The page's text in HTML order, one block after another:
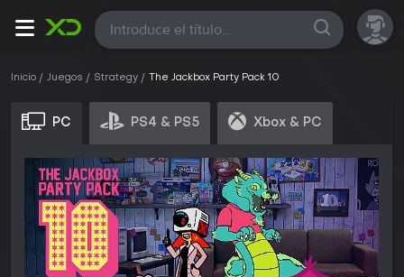
Todas
Inicio Juegos Strategy The Jackbox Party Pack 10
PC PS4 & PS5 Xbox & PC